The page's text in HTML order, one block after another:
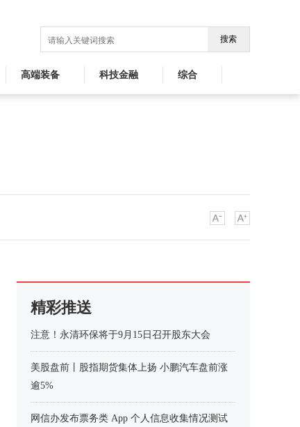
搜索
高端装备 科技金融 综合
精彩推送
注意！永清环保将于9月15日召开股东大会
美股盘前丨股指期货集体上扬 小鹏汽车盘前涨
逾5%
网信办发布票务类 App 个人信息收集情况测试